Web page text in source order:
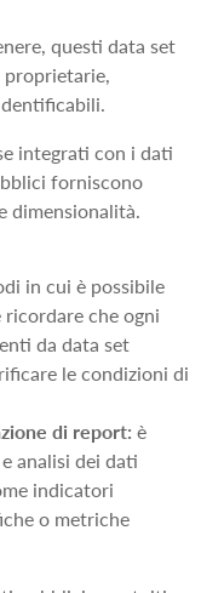
questi data set
integrati con i dati
forniscono
dimensionalità.
in cui è possibile
che ogni
da data set
le condizioni di
di report: è
analisi dei dati
indicatori
o metriche